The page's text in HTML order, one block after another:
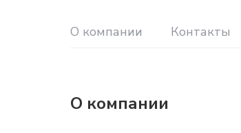
О компании Контакты
О компании